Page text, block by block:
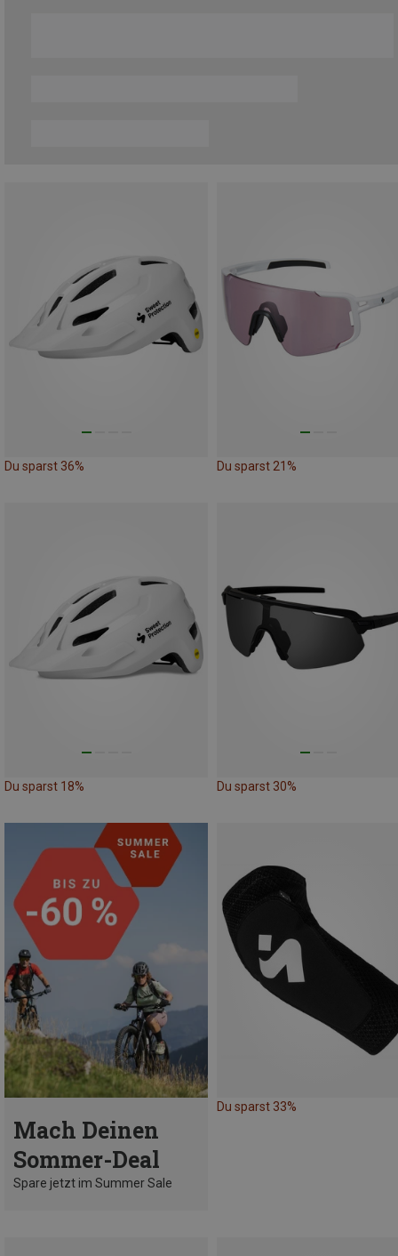
Du sparst 36% Du sparst 21%
Du sparst 18% Du sparst 30%
Mach Deinen
Sommer-Deal
Spare jetzt im Summer Sale
Du sparst 33%